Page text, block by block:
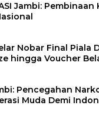
Jambi:
Nobar Final Piala
hingga Voucher
Pencegahan
Muda Demi